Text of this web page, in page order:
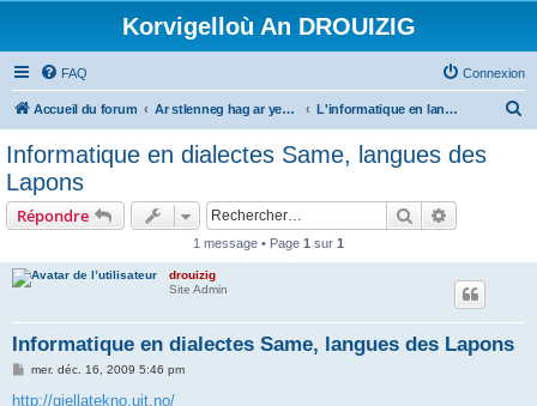
Korvigelloù An DROUIZIG
FAQ Connexion
Accueil du forum Ar stlenneg hag ar yezhoù bihan er bed a-bezh L'informatique en langues régionales et minoritaires
Informatique en dialectes Same, langues des
Lapons
Répondre Rechercher
1 message • Page 1 sur 1
drouizig
Site Admin
Informatique en dialectes Same, langues des Lapons
M
s
mer. déc. 16, 2009 5:46 pm
http://giellatekno.uit.no/